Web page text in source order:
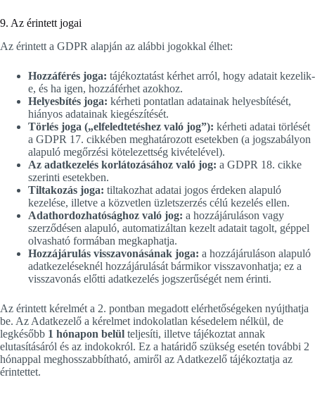
9. Az érintett jogai
Az érintett a GDPR alapján az alábbi jogokkal élhet:
Hozzáférés joga: tájékoztatást kérhet arról, hogy adatait kezelik-
e, és ha igen, hozzáférhet azokhoz.
Helyesbítés joga: kérheti pontatlan adatainak helyesbítését,
hiányos adatainak kiegészítését.
Törlés joga („elfeledtetéshez való jog”): kérheti adatai törlését
a GDPR 17. cikkében meghatározott esetekben (a jogszabályon
alapuló megőrzési kötelezettség kivételével).
Az adatkezelés korlátozásához való jog: a GDPR 18. cikke
szerinti esetekben.
Tiltakozás joga: tiltakozhat adatai jogos érdeken alapuló
kezelése, illetve a közvetlen üzletszerzés célú kezelés ellen.
Adathordozhatósághoz való jog: a hozzájáruláson vagy
szerződésen alapuló, automatizáltan kezelt adatait tagolt, géppel
olvasható formában megkaphatja.
Hozzájárulás visszavonásának joga: a hozzájáruláson alapuló
adatkezeléseknél hozzájárulását bármikor visszavonhatja; ez a
visszavonás előtti adatkezelés jogszerűségét nem érinti.
Az érintett kérelmét a 2. pontban megadott elérhetőségeken nyújthatja
be. Az Adatkezelő a kérelmet indokolatlan késedelem nélkül, de
legkésőbb 1 hónapon belül teljesíti, illetve tájékoztat annak
elutasításáról és az indokokról. Ez a határidő szükség esetén további 2
hónappal meghosszabbítható, amiről az Adatkezelő tájékoztatja az
érintettet.